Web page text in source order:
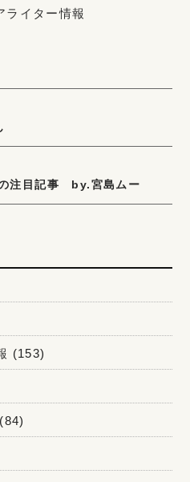
ライター情報
注目記事 by.宮島ムー
(153)
(84)